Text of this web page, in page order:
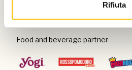
Rifiuta
Food and beverage partner